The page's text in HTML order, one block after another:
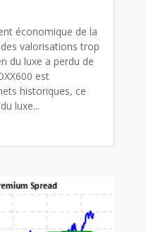
économique de la
valorisations trop
du luxe a perdu de
est
historiques, ce
luxe...